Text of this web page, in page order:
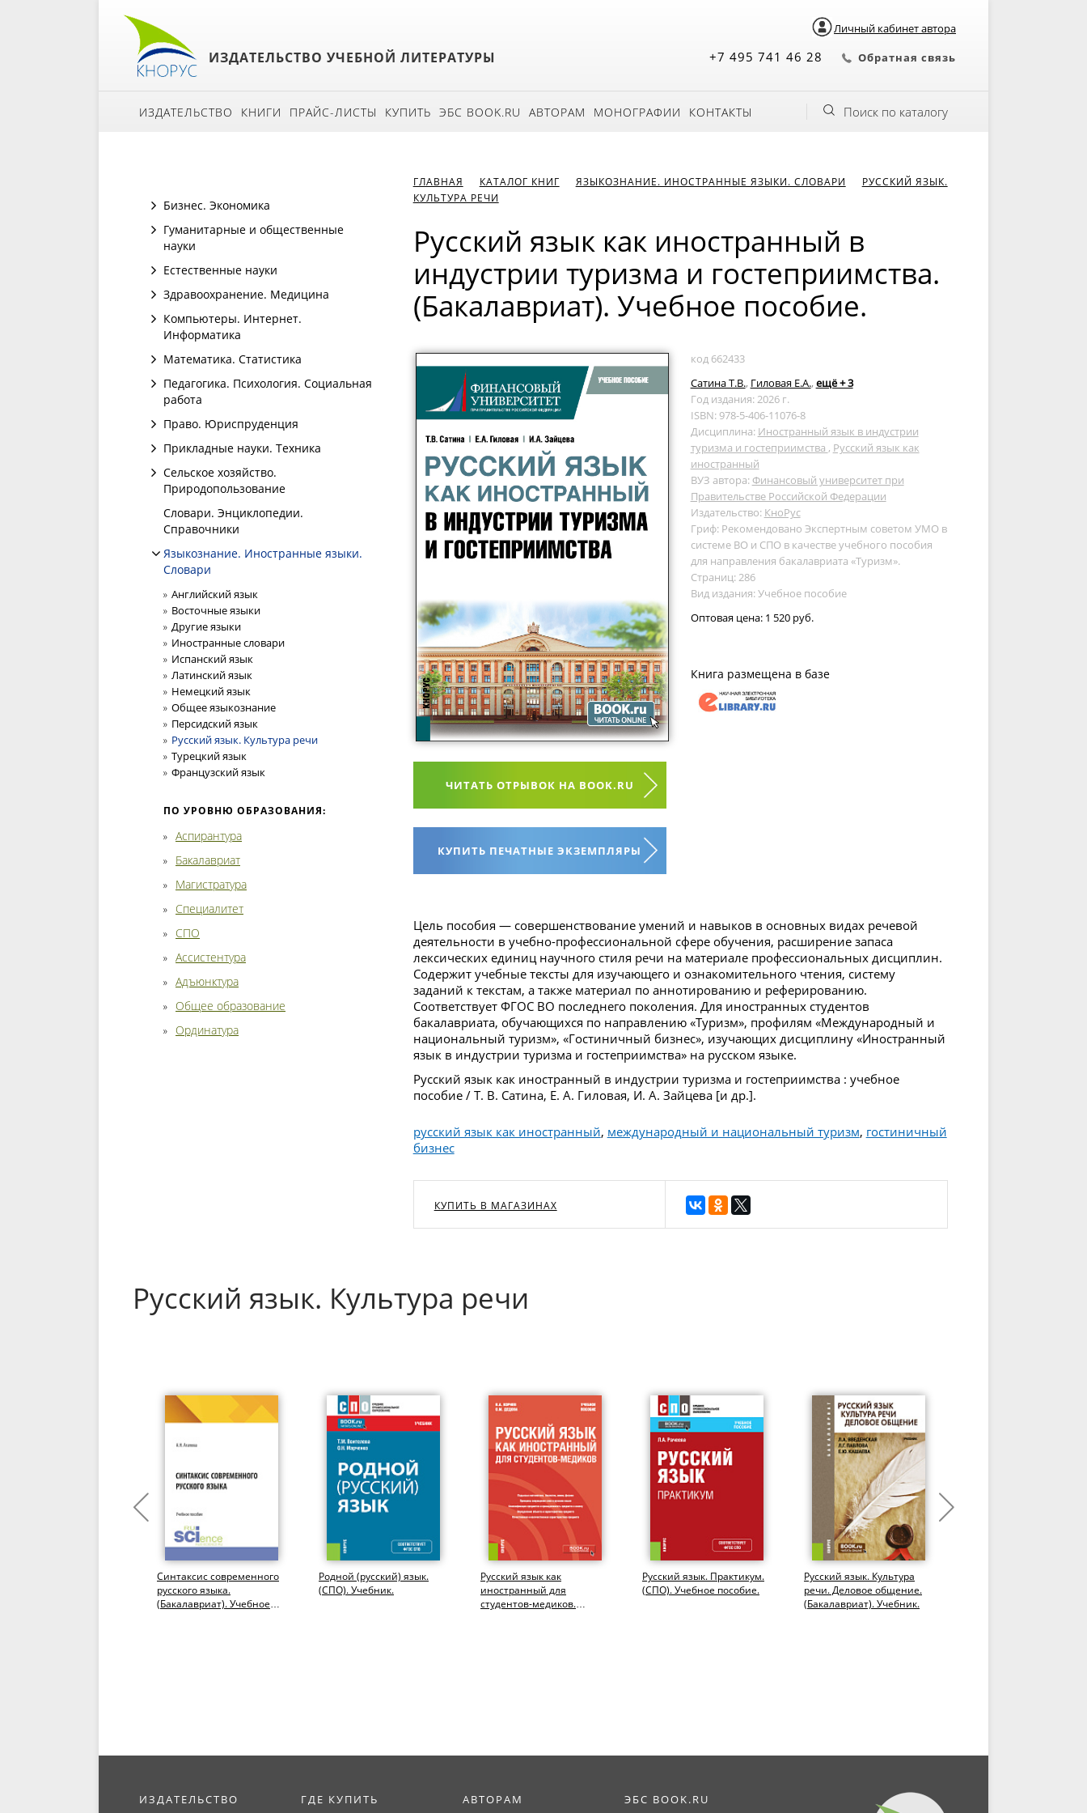
Личный кабинет автора
ИЗДАТЕЛЬСТВО УЧЕБНОЙ ЛИТЕРАТУРЫ +7 495 741 46 28 Обратная связь
ИЗДАТЕЛЬСТВО КНИГИ ПРАЙС-ЛИСТЫ КУПИТЬ ЭБС BOOK.RU АВТОРАМ МОНОГРАФИИ КОНТАКТЫ Поиск по каталогу
Бизнес. Экономика
Гуманитарные и общественные
науки
Естественные науки
Здравоохранение. Медицина
Компьютеры. Интернет.
Информатика
Математика. Статистика
Педагогика. Психология. Социальная
работа
Право. Юриспруденция
Прикладные науки. Техника
Сельское хозяйство.
Природопользование
Словари. Энциклопедии.
Справочники
Языкознание. Иностранные языки.
Словари
Английский язык
Восточные языки
Другие языки
Иностранные словари
Испанский язык
Латинский язык
Немецкий язык
Общее языкознание
Персидский язык
Русский язык. Культура речи
Турецкий язык
Французский язык
ПО УРОВНЮ ОБРАЗОВАНИЯ:
Аспирантура
Бакалавриат
Магистратура
Специалитет
СПО
Ассистентура
Адъюнктура
Общее образование
Ординатура
ГЛАВНАЯ КАТАЛОГ КНИГ ЯЗЫКОЗНАНИЕ. ИНОСТРАННЫЕ ЯЗЫКИ. СЛОВАРИ
РУССКИЙ ЯЗЫК.
КУЛЬТУРА РЕЧИ
Русский язык как иностранный в
индустрии туризма и гостеприимства.
(Бакалавриат). Учебное пособие.
ЧИТАТЬ ОТРЫВОК НА BOOK.RU
КУПИТЬ ПЕЧАТНЫЕ ЭКЗЕМПЛЯРЫ
код 662433
Сатина Т.В., Гиловая Е.А., ещё + 3
Год издания: 2026 г.
ISBN: 978-5-406-11076-8
Дисциплина: Иностранный язык в индустрии
туризма и гостеприимства , Русский язык как
иностранный
ВУЗ автора: Финансовый университет при
Правительстве Российской Федерации
Издательство: КноРус
Гриф: Рекомендовано Экспертным советом УМО в
системе ВО и СПО в качестве учебного пособия
для направления бакалавриата «Туризм».
Страниц: 286
Вид издания: Учебное пособие
Оптовая цена: 1 520 руб.
Книга размещена в базе
Цель пособия — совершенствование умений и навыков в основных видах речевой
деятельности в учебно-профессиональной сфере обучения, расширение запаса
лексических единиц научного стиля речи на материале профессиональных дисциплин.
Содержит учебные тексты для изучающего и ознакомительного чтения, систему
заданий к текстам, а также материал по аннотированию и реферированию.
Соответствует ФГОС ВО последнего поколения. Для иностранных студентов
бакалавриата, обучающихся по направлению «Туризм», профилям «Международный и
национальный туризм», «Гостиничный бизнес», изучающих дисциплину «Иностранный
язык в индустрии туризма и гостеприимства» на русском языке.
Русский язык как иностранный в индустрии туризма и гостеприимства : учебное
пособие / Т. В. Сатина, Е. А. Гиловая, И. А. Зайцева [и др.].
русский язык как иностранный, международный и национальный туризм, гостиничный
бизнес
КУПИТЬ В МАГАЗИНАХ
Русский язык. Культура речи
Синтаксис современного
русского языка.
(Бакалавриат). Учебное
Родной (русский) язык.
(СПО). Учебник.
Русский язык как
иностранный для
студентов-медиков.
Русский язык. Практикум.
(СПО). Учебное пособие.
Русский язык. Культура
речи. Деловое общение.
(Бакалавриат). Учебник.
ИЗДАТЕЛЬСТВО ГДЕ КУПИТЬ АВТОРАМ ЭБС BOOK.RU